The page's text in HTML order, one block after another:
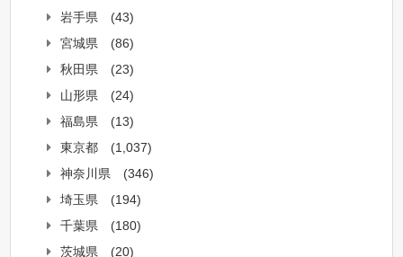
岩手県
(43)
宮城県
(86)
秋田県
(23)
山形県
(24)
福島県
(13)
東京都
(1,037)
神奈川県
(346)
埼玉県
(194)
千葉県
(180)
茨城県
(20)